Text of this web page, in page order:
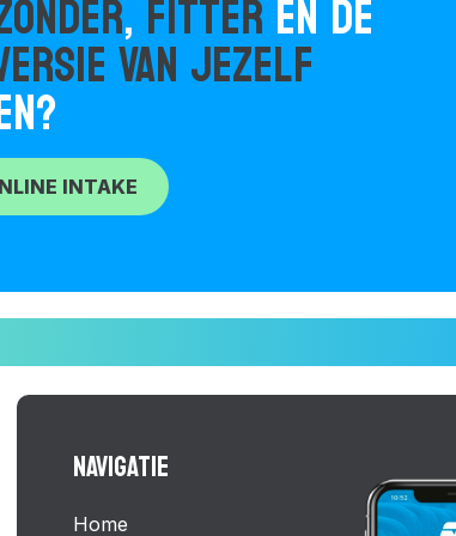
,FITTEREN DE
VAN JEZELF
INTAKE
NAVIGATIE
Home